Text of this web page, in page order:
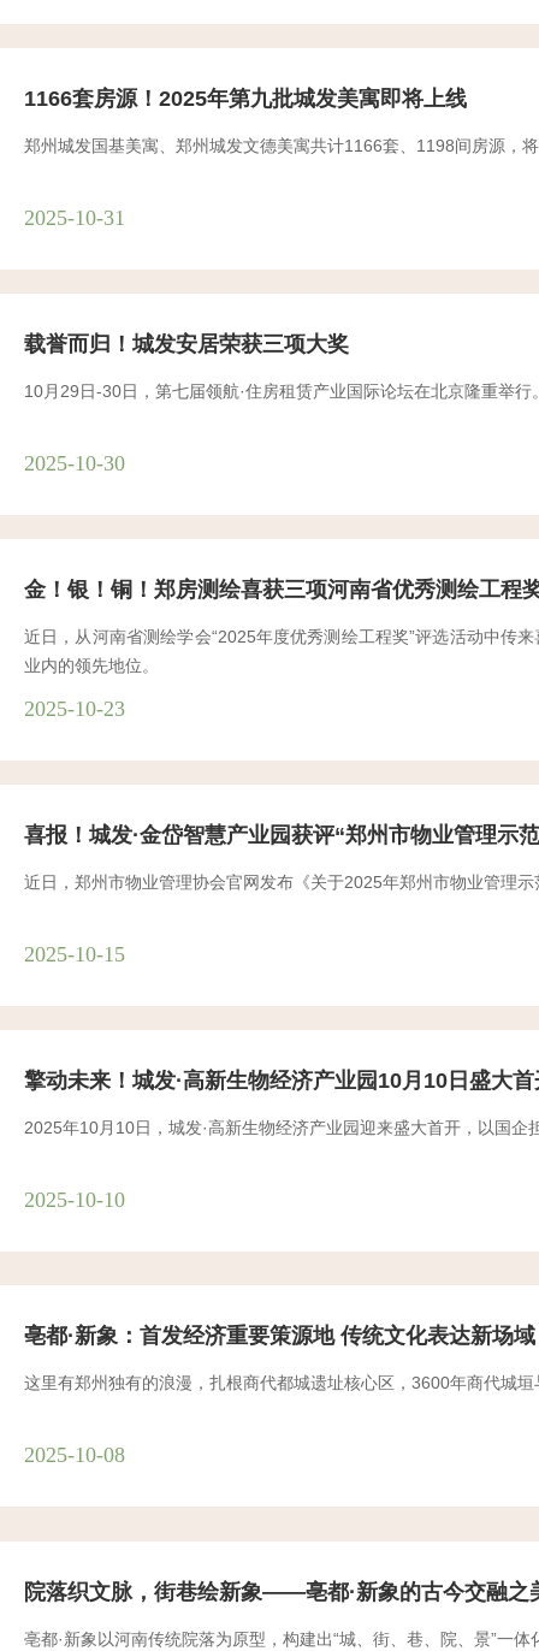
1166套房源！2025年第九批城发美寓即将上线
郑州城发国基美寓、郑州城发文德美寓共计1166套、1198间房源，
2025-10-31
载誉而归！城发安居荣获三项大奖
10月29日-30日，第七届领航·住房租赁产业国际论坛在北京隆重举
2025-10-30
金！银！铜！郑房测绘喜获三项河南省优秀测绘工程
近日，从河南省测绘学会“2025年度优秀测绘工程奖”评选活动中传
业内的领先地位。
2025-10-23
喜报！城发·金岱智慧产业园获评“郑州市物业管理示
近日，郑州市物业管理协会官网发布《关于2025年郑州市物业管理
2025-10-15
擎动未来！城发·高新生物经济产业园10月10日盛大首
2025年10月10日，城发·高新生物经济产业园迎来盛大首开，以国
2025-10-10
亳都·新象：首发经济重要策源地 传统文化表达新场域
这里有郑州独有的浪漫，扎根商代都城遗址核心区，3600年商代城
2025-10-08